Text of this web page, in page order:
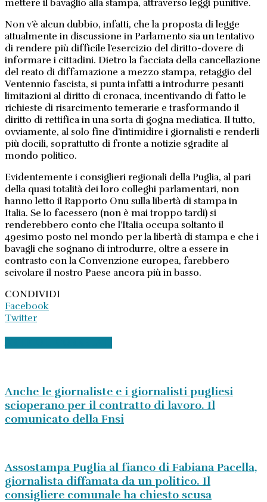
mettere il bavaglio alla stampa, attraverso leggi punitive.
Non v’è alcun dubbio, infatti, che la proposta di legge
attualmente in discussione in Parlamento sia un tentativo
di rendere più difficile l’esercizio del diritto-dovere di
informare i cittadini. Dietro la facciata della cancellazione
del reato di diffamazione a mezzo stampa, retaggio del
Ventennio fascista, si punta infatti a introdurre pesanti
limitazioni al diritto di cronaca, incentivando di fatto le
richieste di risarcimento temerarie e trasformando il
diritto di rettifica in una sorta di gogna mediatica. Il tutto,
ovviamente, al solo fine d’intimidire i giornalisti e renderli
più docili, soprattutto di fronte a notizie sgradite al
mondo politico.
Evidentemente i consiglieri regionali della Puglia, al pari
della quasi totalità dei loro colleghi parlamentari, non
hanno letto il Rapporto Onu sulla libertà di stampa in
Italia. Se lo facessero (non è mai troppo tardi) si
renderebbero conto che l’Italia occupa soltanto il
49esimo posto nel mondo per la libertà di stampa e che i
bavagli che sognano di introdurre, oltre a essere in
contrasto con la Convenzione europea, farebbero
scivolare il nostro Paese ancora più in basso.
CONDIVIDI
Facebook
Twitter
Anche le giornaliste e i giornalisti pugliesi
scioperano per il contratto di lavoro. Il
comunicato della Fnsi
Assostampa Puglia al fianco di Fabiana Pacella,
giornalista diffamata da un politico. Il
consigliere comunale ha chiesto scusa